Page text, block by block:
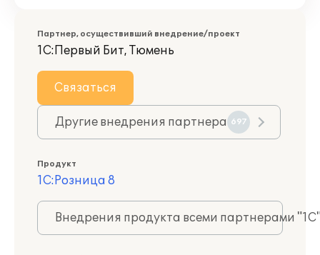
Партнер, осуществивший внедрение/проект
1С:Первый Бит, Тюмень
Связаться
Другие внедрения партнера 697
Продукт
1С:Розница 8
Внедрения продукта всеми партнерами